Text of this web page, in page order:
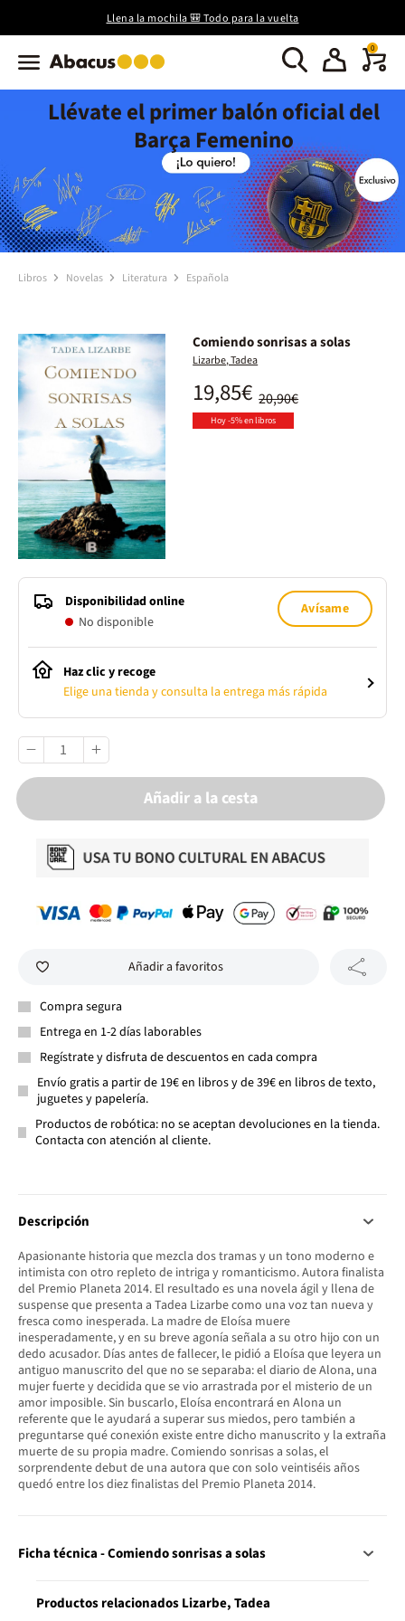
Llena la mochila 🎒 Todo para la vuelta
0
Llévate el primer balón oficial del
Barça Femenino
Libros Novelas Literatura Española
Comiendo sonrisas a solas
Lizarbe, Tadea
20,90€
19,85€
Hoy -5% en libros
Disponibilidad online
No disponible
Avísame
Haz clic y recoge
Elige una tienda y consulta la entrega más rápida
Añadir a la cesta
Añadir a favoritos
Compra segura
Entrega en 1-2 días laborables
Regístrate y disfruta de descuentos en cada compra
Envío gratis a partir de 19€ en libros y de 39€ en libros de texto,
juguetes y papelería.
Productos de robótica: no se aceptan devoluciones en la tienda.
Contacta con atención al cliente.
Descripción
Apasionante historia que mezcla dos tramas y un tono moderno e
intimista con otro repleto de intriga y romanticismo. Autora finalista
del Premio Planeta 2014. El resultado es una novela ágil y llena de
suspense que presenta a Tadea Lizarbe como una voz tan nueva y
fresca como inesperada. La madre de Eloísa muere
inesperadamente, y en su breve agonía señala a su otro hijo con un
dedo acusador. Días antes de fallecer, le pidió a Eloísa que leyera un
antiguo manuscrito del que no se separaba: el diario de Alona, una
mujer fuerte y decidida que se vio arrastrada por el misterio de un
amor imposible. Sin buscarlo, Eloísa encontrará en Alona un
referente que le ayudará a superar sus miedos, pero también a
preguntarse qué conexión existe entre dicho manuscrito y la extraña
muerte de su propia madre. Comiendo sonrisas a solas, el
sorprendente debut de una autora que con solo veintiséis años
quedó entre los diez finalistas del Premio Planeta 2014.
Ficha técnica - Comiendo sonrisas a solas
Productos relacionados Lizarbe, Tadea